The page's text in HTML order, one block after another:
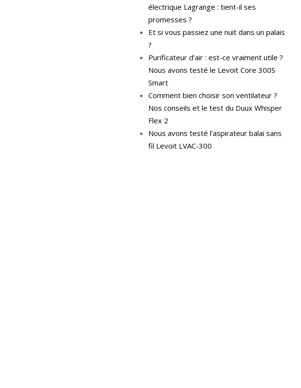
électrique Lagrange : tient-il ses
promesses ?
Et si vous passiez une nuit dans un palais
?
Purificateur d’air : est-ce vraiment utile ?
Nous avons testé le Levoit Core 300S
Smart
Comment bien choisir son ventilateur ?
Nos conseils et le test du Duux Whisper
Flex 2
Nous avons testé l’aspirateur balai sans
fil Levoit LVAC-300